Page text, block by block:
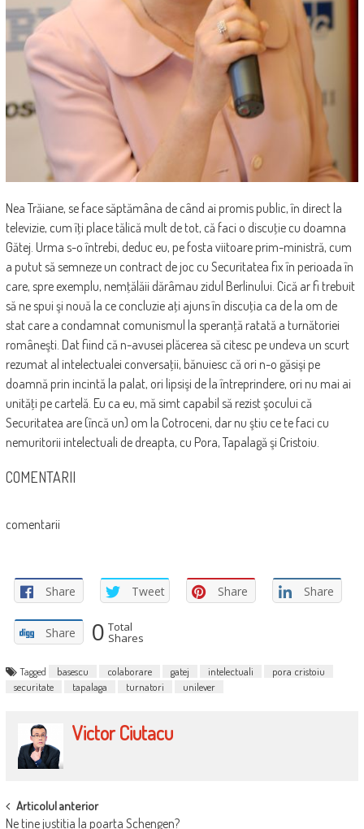
Nea Trăiane, se face săptămâna de când ai promis public, în direct la
televizie, cum îţi place tălică mult de tot, că faci o discuţie cu doamna
Gătej. Urma s-o întrebi, deduc eu, pe fosta viitoare prim-ministră, cum
a putut să semneze un contract de joc cu Securitatea fix în perioada în
care, spre exemplu, nemţălăii dărâmau zidul Berlinului. Cică ar fi trebuit
să ne spui şi nouă la ce concluzie aţi ajuns în discuţia ca de la om de
stat care a condamnat comunismul la speranţă ratată a turnătoriei
româneşti. Dat fiind că n-avusei plăcerea să citesc pe undeva un scurt
rezumat al intelectualei conversaţii, bănuiesc că ori n-o găsişi pe
doamnă prin incintă la palat, ori lipsişi de la întreprindere, ori nu mai ai
unităţi pe cartelă. Eu ca eu, mă simt capabil să rezist şocului că
Securitatea are (încă un) om la Cotroceni, dar nu ştiu ce te faci cu
nemuritorii intelectuali de dreapta, cu Pora, Tapalagă şi Cristoiu.
COMENTARII
comentarii
Share Tweet Share Share
Share 0 Total
Shares
Tagged basescu colaborare gatej intelectuali
pora cristoiu
securitate
tapalaga turnatori unilever
Victor Ciutacu
POST
Articolul anterior
Ne tine justitia la poarta Schengen?